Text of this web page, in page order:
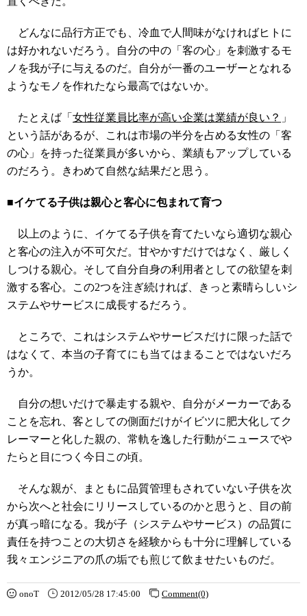
どんなに品行方正でも、冷血で人間味がなければヒトに
は好かれないだろう。自分の中の「客の心」を刺激するモ
ノを我が子に与えるのだ。自分が一番のユーザーとなれる
ようなモノを作れたなら最高ではないか。
たとえば「 女性従業員比率が高い企業は業績が良い？ 」
という話があるが、これは市場の半分を占める女性の「客
の心」を持った従業員が多いから、業績もアップしている
のだろう。きわめて自然な結果だと思う。
■イケてる子供は親心と客心に包まれて育つ
以上のように、イケてる子供を育てたいなら適切な親心
と客心の注入が不可欠だ。甘やかすだけではなく、厳しく
しつける親心。そして自分自身の利用者としての欲望を刺
激する客心。この2つを注ぎ続ければ、きっと素晴らしいシ
ステムやサービスに成長するだろう。
ところで、これはシステムやサービスだけに限った話で
はなくて、本当の子育てにも当てはまることではないだろ
うか。
自分の想いだけで暴走する親や、自分がメーカーである
ことを忘れ、客としての側面だけがイビツに肥大化してク
レーマーと化した親の、常軌を逸した行動がニュースでや
たらと目につく今日この頃。
そんな親が、まともに品質管理もされていない子供を次
から次へと社会にリリースしているのかと思うと、目の前
が真っ暗になる。我が子（システムやサービス）の品質に
責任を持つことの大切さを経験からも十分に理解している
我々エンジニアの爪の垢でも煎じて飲ませたいものだ。
onoT 2012/05/28 17:45:00 Comment(0)